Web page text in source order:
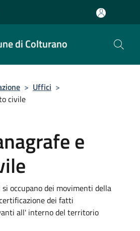
di Colturano
> Uffici >
civile
e
occupano dei movimenti della
dei fatti
all' interno del territorio